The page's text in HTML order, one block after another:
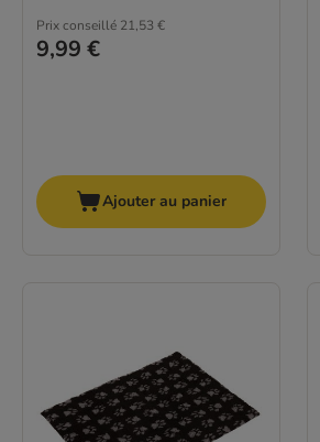
Prix conseillé 21,53 €
9,99 €
Ajouter au panier